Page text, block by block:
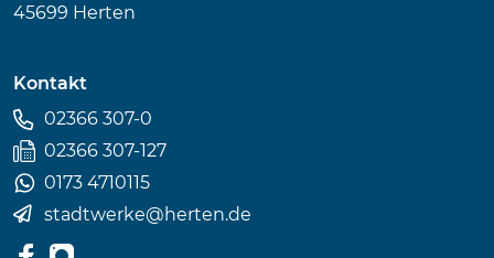
45699 Herten
Kontakt
02366 307-0
02366 307-127
0173 4710115
stadtwerke@herten.de